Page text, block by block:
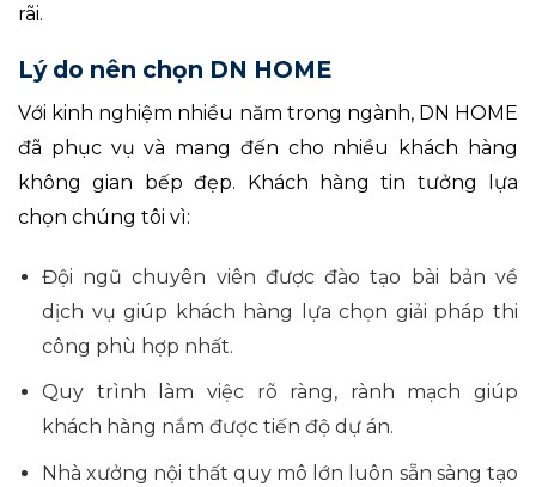
rãi.
Lý do nên chọn DN HOME
Với kinh nghiệm nhiều năm trong ngành, DN HOME
đã phục vụ và mang đến cho nhiều khách hàng
không gian bếp đẹp. Khách hàng tin tưởng lựa
chọn chúng tôi vì:
Đội ngũ chuyên viên được đào tạo bài bản về
dịch vụ giúp khách hàng lựa chọn giải pháp thi
công phù hợp nhất.
Quy trình làm việc rõ ràng, rành mạch giúp
khách hàng nắm được tiến độ dự án.
Nhà xưởng nội thất quy mô lớn luôn sẵn sàng tạo